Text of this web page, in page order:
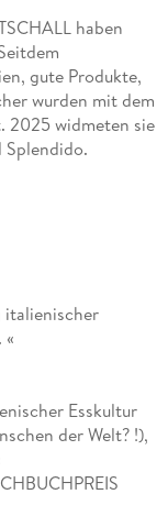
haben
gute Produkte,
wurden mit dem
2025 widmeten sie
Splendido.
und
ihr erstes
besten Zutaten
italienischer
Esskultur
der Welt? !),